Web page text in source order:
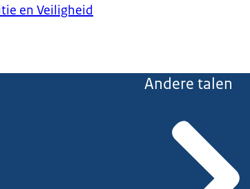
en Veiligheid
Andere talen